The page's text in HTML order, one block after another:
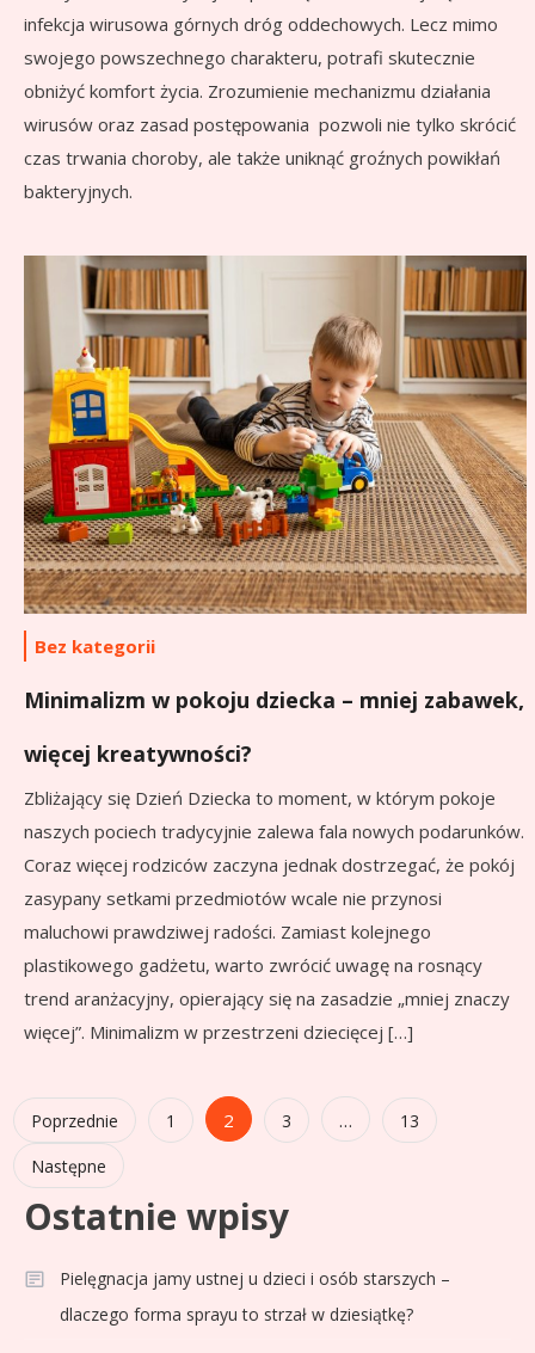
infekcja wirusowa górnych dróg oddechowych. Lecz mimo
swojego powszechnego charakteru, potrafi skutecznie
obniżyć komfort życia. Zrozumienie mechanizmu działania
wirusów oraz zasad postępowania pozwoli nie tylko skrócić
czas trwania choroby, ale także uniknąć groźnych powikłań
bakteryjnych.
Bez kategorii
Minimalizm w pokoju dziecka – mniej zabawek,
więcej kreatywności?
Zbliżający się Dzień Dziecka to moment, w którym pokoje
naszych pociech tradycyjnie zalewa fala nowych podarunków.
Coraz więcej rodziców zaczyna jednak dostrzegać, że pokój
zasypany setkami przedmiotów wcale nie przynosi
maluchowi prawdziwej radości. Zamiast kolejnego
plastikowego gadżetu, warto zwrócić uwagę na rosnący
trend aranżacyjny, opierający się na zasadzie „mniej znaczy
więcej”. Minimalizm w przestrzeni dziecięcej […]
Stronicowanie
wpisów
Poprzednie 1 2 3 …
13
Następne
Ostatnie wpisy
Pielęgnacja jamy ustnej u dzieci i osób starszych –
dlaczego forma sprayu to strzał w dziesiątkę?